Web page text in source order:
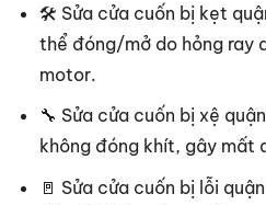
🛠 Sửa cửa cuốn bị kẹt
thể đóng/mở do hỏng ray
motor.
🔧 Sửa cửa cuốn bị xệ
không đóng khít, gây mất
🚪 Sửa cửa cuốn bị lỗi